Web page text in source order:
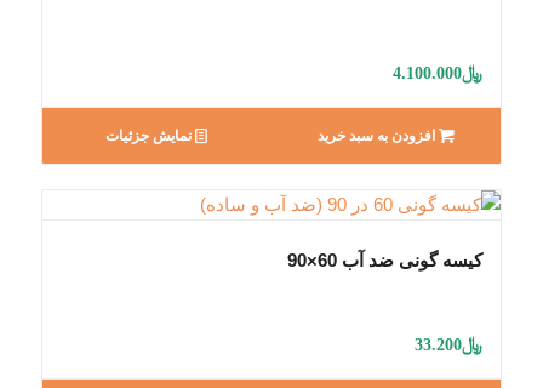
﷼4.100.000
افزودن به سبد خرید نمایش جزئیات
کیسه گونی ضد آب 60×90
﷼33.200